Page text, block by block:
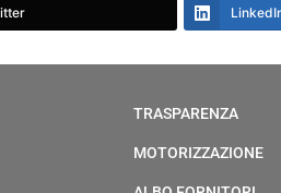
TRASPARENZA
MOTORIZZAZIONE